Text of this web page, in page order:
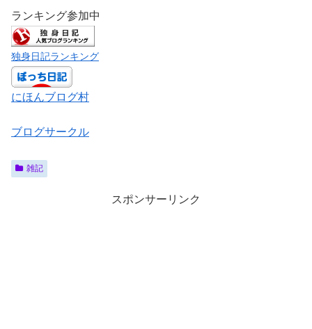
ランキング参加中
独身日記ランキング
にほんブログ村
ブログサークル
雑記
スポンサーリンク